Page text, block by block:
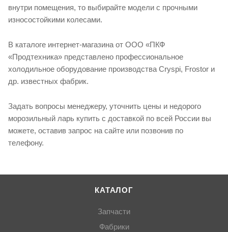
внутри помещения, то выбирайте модели с прочными
износостойкими колесами.
В каталоге интернет-магазина от ООО «ПКФ
«Продтехника» представлено профессиональное
холодильное оборудование производства Cryspi, Frostor и
др. известных фабрик.
Задать вопросы менеджеру, уточнить цены и недорого
морозильный ларь купить с доставкой по всей России вы
можете, оставив запрос на сайте или позвонив по
телефону.
КАТАЛОГ
Запчасти
Фабрики